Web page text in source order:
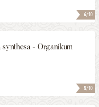
6/10
5/10
synthesa - Organikum